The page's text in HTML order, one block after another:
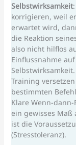
Selbstwirksamkeit
korrigieren, weil
erwartet wird,
die Reaktion
also nicht hilflos
Einflussnahme
Training
bestimmten
Klare Wenn-
ein gewisses Maß
ist die
(Stresstoleranz).